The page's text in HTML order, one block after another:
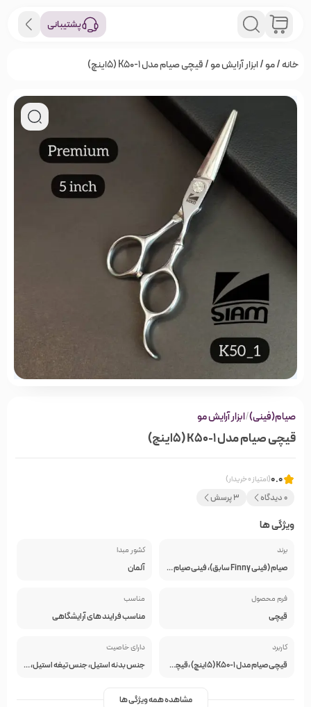
پشتیبانی
خانه/مو/ابزار آرایش مو/ قیچی صیام مدل K50-1 (5اینچ)
صیام(فینی)/ابزار آرایش مو
قیچی صیام مدل K50-1 (5اینچ)
0.0(امتیاز 0 خریدار)
0 دیدگاه 3 پرسش
ویژگی ها
برند
صیام (فینی Finny سابق)، فینی صیام Finny-SIAM
کشور مبدا
آلمان
فرم محصول
قیچی
مناسب
مناسب فرایند های آرایشگاهی
کاربرد
قیچی صیام مدل K50-1 (5اینچ) ،قیچی کات حرفه‌ای،بسیار خوشدست،سبک در کوتاه کردن موهای خشک،مرطوب به هیچ عنوان دست آرایشگر را خسته نخواهد کرد.
دارای خاصیت
جنس بدنه استیل، جنس تیغه استیل، سایز: 5 اینچ
مشاهده همه ویژگی ها